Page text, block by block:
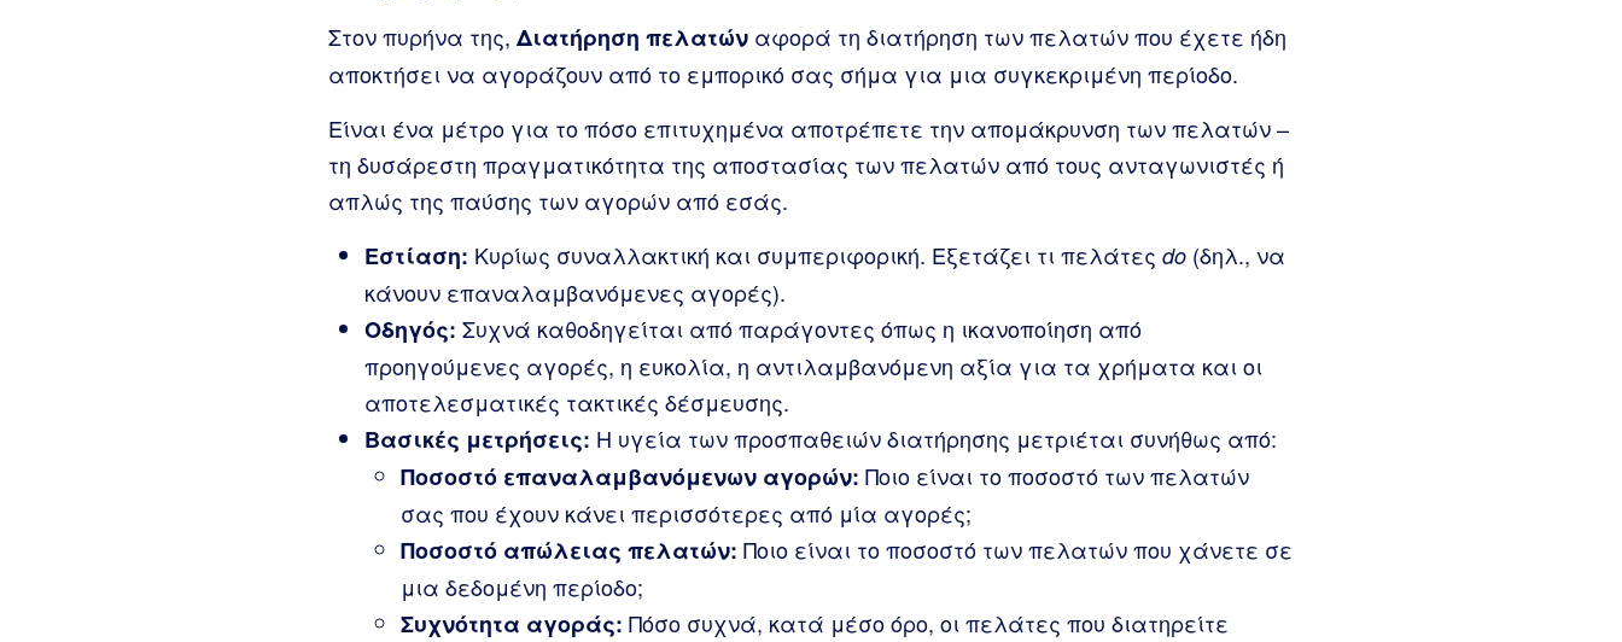
Στον πυρήνα της, Διατήρηση πελατών αφορά τη διατήρηση των πελατών που έχετε ήδη
αποκτήσει να αγοράζουν από το εμπορικό σας σήμα για μια συγκεκριμένη περίοδο.
Είναι ένα μέτρο για το πόσο επιτυχημένα αποτρέπετε την απομάκρυνση των πελατών –
τη δυσάρεστη πραγματικότητα της αποστασίας των πελατών από τους ανταγωνιστές ή
απλώς της παύσης των αγορών από εσάς.
Εστίαση: Κυρίως συναλλακτική και συμπεριφορική. Εξετάζει τι πελάτες do (δηλ., να
κάνουν επαναλαμβανόμενες αγορές).
Οδηγός: Συχνά καθοδηγείται από παράγοντες όπως η ικανοποίηση από
προηγούμενες αγορές, η ευκολία, η αντιλαμβανόμενη αξία για τα χρήματα και οι
αποτελεσματικές τακτικές δέσμευσης.
Βασικές μετρήσεις: Η υγεία των προσπαθειών διατήρησης μετριέται συνήθως από:
Ποσοστό επαναλαμβανόμενων αγορών: Ποιο είναι το ποσοστό των πελατών
σας που έχουν κάνει περισσότερες από μία αγορές;
Ποσοστό απώλειας πελατών: Ποιο είναι το ποσοστό των πελατών που χάνετε σε
μια δεδομένη περίοδο;
Συχνότητα αγοράς: Πόσο συχνά, κατά μέσο όρο, οι πελάτες που διατηρείτε